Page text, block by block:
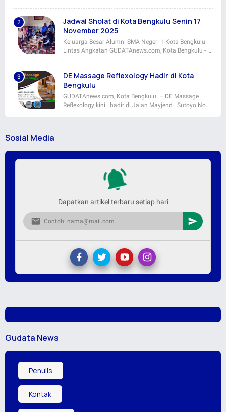
Jadwal Sholat di Kota Bengkulu Senin 17
November 2025
Keluarga Besar Alumni SMA Negeri 1 Kota Bengkulu
Lintas Angkatan GUDATAnews.com, Kota Bengkulu - …
DE Massage Reflexology Hadir di Kota
Bengkulu
GUDATAnews.com, Kota Bengkulu – DE Massage
Reflexology kini hadir di Jalan Mayjend Sutoyo No…
Sosial Media
Dapatkan artikel terbaru setiap hari
Gudata News
Penulis
Kontak